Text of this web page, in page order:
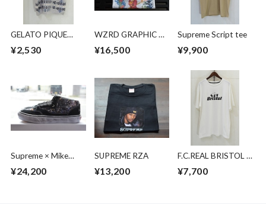
GELATO PIQUE
PENDLETON ルーム
¥2,530
WZRD GRAPHIC T-
¥16,500
Supreme Script tee
¥9,900
Supreme × Mike
Cab
¥24,200
SUPREME RZA
¥13,200
F.C.REAL BRISTOL ×
SHADOW TEAM
¥7,700